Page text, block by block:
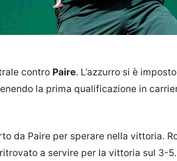
contro Paire. L’azzurro si è
la prima qualificazione in
da Paire per sperare nella vittoria.
a servire per la vittoria sul 3-